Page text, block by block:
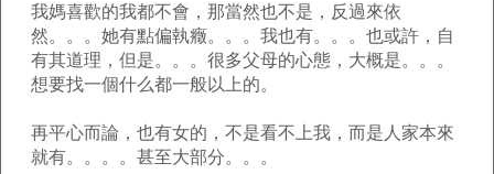
我媽喜歡的我都不會，那當然也不是，反過來依
然。。。她有點偏執癥。。。我也有。。。也或許，自
有其道理，但是。。。很多父母的心態，大概是。。。
想要找一個什么都一般以上的。
再平心而論，也有女的，不是看不上我，而是人家本來
就有。。。。甚至大部分。。。